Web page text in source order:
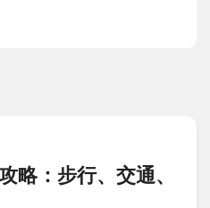
略：步行、交通、